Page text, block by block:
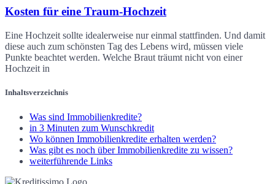
Kosten für eine Traum-Hochzeit
Eine Hochzeit sollte idealerweise nur einmal stattfinden. Und damit
diese auch zum schönsten Tag des Lebens wird, müssen viele
Punkte beachtet werden. Welche Braut träumt nicht von einer
Hochzeit in
Inhaltsverzeichnis
Was sind Immobilienkredite?
in 3 Minuten zum Wunschkredit
Wo können Immobilienkredite erhalten werden?
Was gibt es noch über Immobilienkredite zu wissen?
weiterführende Links